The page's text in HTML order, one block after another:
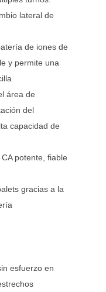
lateral de
de iones de
y permite una
área de
del
capacidad de
potente, fiable
gracias a la
esfuerzo en